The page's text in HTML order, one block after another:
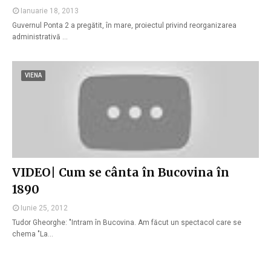
Ianuarie 18, 2013
Guvernul Ponta 2 a pregătit, în mare, proiectul privind reorganizarea
administrativă …
VIENA
VIDEO| Cum se cânta în Bucovina în
1890
Iunie 25, 2012
Tudor Gheorghe: "Intram în Bucovina. Am făcut un spectacol care se
chema "La…